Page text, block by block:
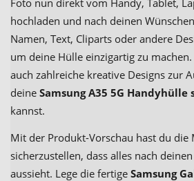
hochladen und nach deinen
Namen, Text, Cliparts oder andere
um deine Hülle einzigartig zu
auch zahlreiche kreative Designs zur
deine Samsung A35 5G
kannst.
Mit der Produkt-Vorschau hast du die
sicherzustellen, dass alles nach
aussieht. Lege die fertige Samsung